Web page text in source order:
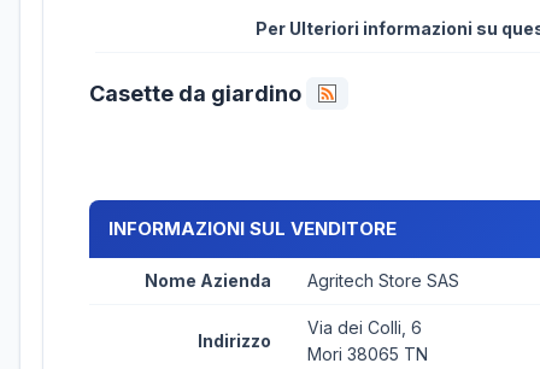
Per Ulteriori informazioni su
Casette da giardino
INFORMAZIONI SUL VENDITORE
Nome Azienda Agritech Store SAS
Indirizzo
Via dei Colli, 6
Mori 38065 TN